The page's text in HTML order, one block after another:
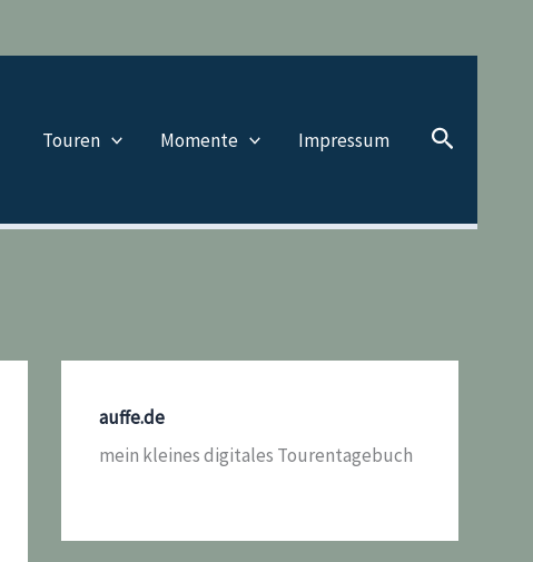
Touren Momente Impressum Suchen
auffe.de
mein kleines digitales Tourentagebuch